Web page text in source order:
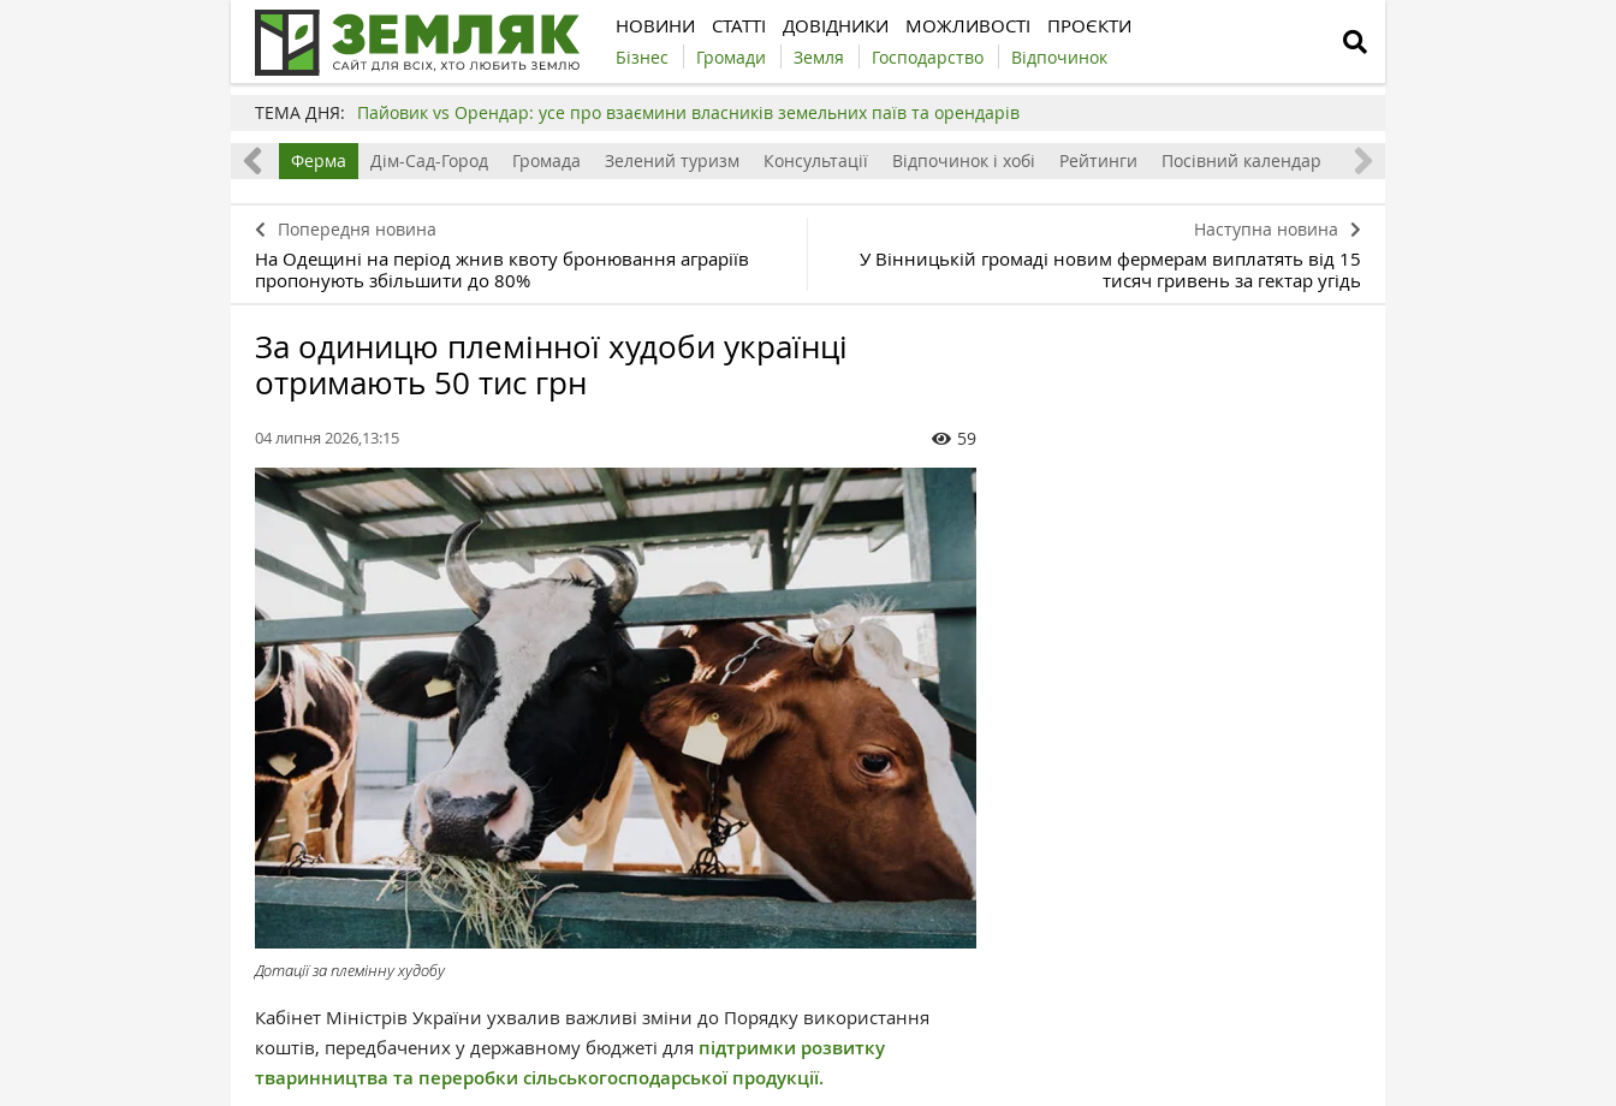
НОВИНИ СТАТТІ ДОВІДНИКИ МОЖЛИВОСТІ ПРОЄКТИ
Бізнес Громади Земля Господарство Відпочинок
ТЕМА ДНЯ: Пайовик vs Орендар: усе про взаємини власників земельних паїв та орендарів
Бізнес Ферма Дім-Сад-Город Громада Зелений туризм Консультації Відпочинок і хобі Рейтинги Посівний календар
Попередня новина
На Одещині на період жнив квоту бронювання аграріїв
пропонують збільшити до 80%
Наступна новина
У Вінницькій громаді новим фермерам виплатять від 15
тисяч гривень за гектар угідь
За одиницю племінної худоби українці
отримають 50 тис грн
04 липня 2026,13:15 59
Дотації за племінну худобу
Кабінет Міністрів України ухвалив важливі зміни до Порядку використання
коштів, передбачених у державному бюджеті для підтримки розвитку
тваринництва та переробки сільськогосподарської продукції.